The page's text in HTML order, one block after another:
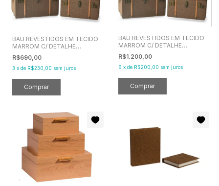
BAU REVESTIDOS EM TECIDO
MARROM C/ DETALHE
MADEIRA NATURAL P - FR0106
R$690,00
3 x de R$230,00 sem juros
BAU REVESTIDOS EM TECIDO
MARROM C/ DETALHE
MADEIRA NATURAL G -
FR0106
R$1.200,00
6 x de R$200,00 sem juros